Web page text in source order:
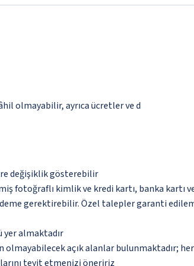
olmayabilir, ayrıca ücretler ve d
değişiklik gösterebilir
fotoğraflı kimlik ve kredi kartı, banka kartı
gerektirebilir. Özel talepler garanti
yer almaktadır
açık alanlar bulunmaktadır;
teyit etmenizi öneririz